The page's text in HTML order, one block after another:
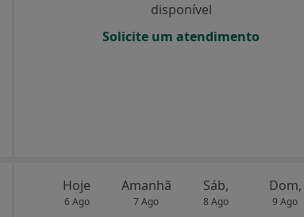
disponível
Solicite um atendimento
Hoje
6 Ago
Amanhã
7 Ago
Sáb,
8 Ago
Dom,
9 Ago